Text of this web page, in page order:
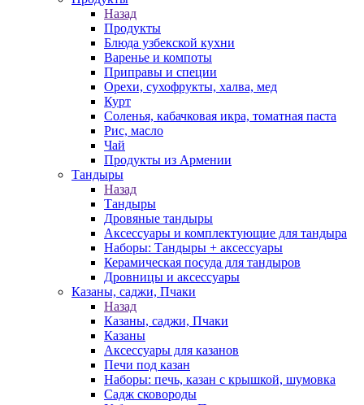
Назад
Продукты
Блюда узбекской кухни
Варенье и компоты
Приправы и специи
Орехи, сухофрукты, халва, мед
Курт
Соленья, кабачковая икра, томатная паста
Рис, масло
Чай
Продукты из Армении
Тандыры
Назад
Тандыры
Дровяные тандыры
Аксессуары и комплектующие для тандыра
Наборы: Тандыры + аксессуары
Керамическая посуда для тандыров
Дровницы и аксессуары
Казаны, саджи, Пчаки
Назад
Казаны, саджи, Пчаки
Казаны
Аксессуары для казанов
Печи под казан
Наборы: печь, казан с крышкой, шумовка
Садж сковороды